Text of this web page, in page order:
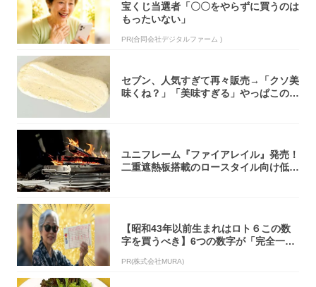
宝くじ当選者「〇〇をやらずに買うのは
もったいない」
PR(合同会社デジタルファーム )
セブン、人気すぎて再々販売→「クソ美
味くね？」「美味すぎる」やっぱこのク
ユニフレーム『ファイアレイル』発売！
二重遮熱板搭載のロースタイル向け低型
【昭和43年以前生まれはロト６この数
字を買うべき】6つの数字が「完全一
PR(株式会社MURA)